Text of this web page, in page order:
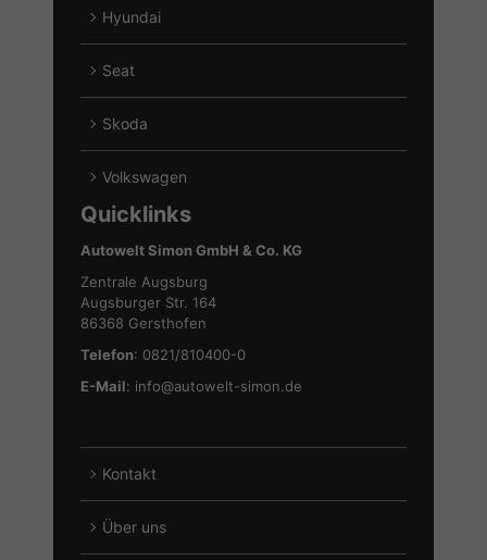
von
anzeigen
Hyundai
Alle
von
anzeigen
Seat
Alle
von
anzeigen
Skoda
Alle
von
Skoda
Volkswagen
Fahrzeuge
von
anzeigen
Quicklinks
Autowelt Simon GmbH & Co. KG
Zentrale Augsburg
Augsburger Str. 164
86368 Gersthofen
Telefon: 0821/810400-0
E-Mail: info@autowelt-simon.de
Kontakt
Über uns